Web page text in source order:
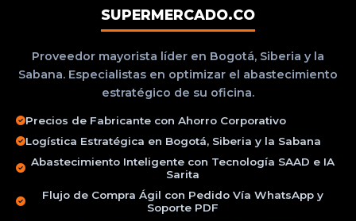
SUPERMERCADO.CO
Proveedor mayorista líder en Bogotá, Siberia y la
Sabana. Especialistas en optimizar el abastecimiento
estratégico de su oficina.
Precios de Fabricante con Ahorro Corporativo
Logística Estratégica en Bogotá, Siberia y la Sabana
Abastecimiento Inteligente con Tecnología SAAD e IA
Sarita
Flujo de Compra Ágil con Pedido Vía WhatsApp y
Soporte PDF